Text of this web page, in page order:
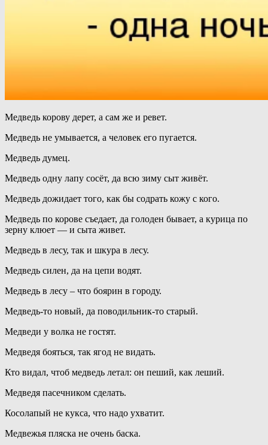
Медведь корову дерет, а сам же и ревет.
Медведь не умывается, а человек его пугается.
Медведь думец.
Медведь одну лапу сосёт, да всю зиму сыт живёт.
Медведь дожидает того, как бы содрать кожу с кого.
Медведь по корове съедает, да голоден бывает, а курица по
зерну клюет — и сыта живет.
Медведь в лесу, так и шкура в лесу.
Медведь силен, да на цепи водят.
Медведь в лесу – что боярин в городу.
Медведь-то новый, да поводильник-то старый.
Медведи у волка не гостят.
Медведя бояться, так ягод не видать.
Кто видал, чтоб медведь летал: он пеший, как леший.
Медведя пасечником сделать.
Косолапый не кукса, что надо ухватит.
Медвежья пляска не очень баска.